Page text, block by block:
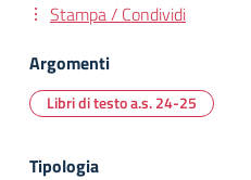
Stampa / Condividi
Argomenti
Libri di testo a.s. 24-25
Tipologia